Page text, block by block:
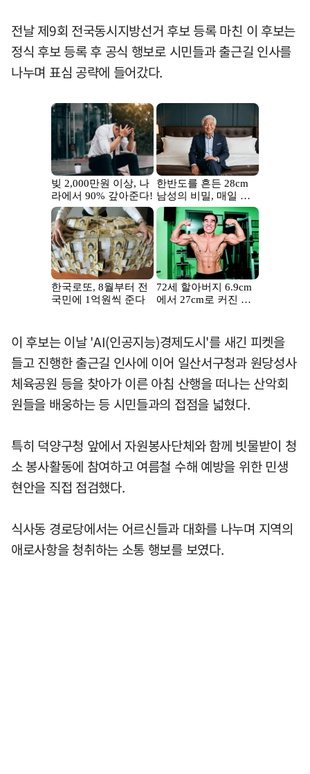
전날 제9회 전국동시지방선거 후보 등록 마친 이 후보는
정식 후보 등록 후 공식 행보로 시민들과 출근길 인사를
나누며 표심 공략에 들어갔다.
이 후보는 이날 'AI(인공지능)경제도시'를 새긴 피켓을
들고 진행한 출근길 인사에 이어 일산서구청과 원당성사
체육공원 등을 찾아가 이른 아침 산행을 떠나는 산악회
원들을 배웅하는 등 시민들과의 접점을 넓혔다.
특히 덕양구청 앞에서 자원봉사단체와 함께 빗물받이 청
소 봉사활동에 참여하고 여름철 수해 예방을 위한 민생
현안을 직접 점검했다.
식사동 경로당에서는 어르신들과 대화를 나누며 지역의
애로사항을 청취하는 소통 행보를 보였다.